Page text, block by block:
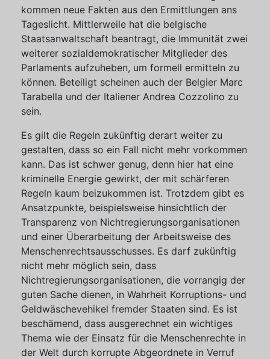
kommen neue Fakten aus den Ermittlungen ans
Tageslicht. Mittlerweile hat die belgische
Staatsanwaltschaft beantragt, die Immunität zwei
weiterer sozialdemokratischer Mitglieder des
Parlaments aufzuheben, um formell ermitteln zu
können. Beteiligt scheinen auch der Belgier Marc
Tarabella und der Italiener Andrea Cozzolino zu
sein.
Es gilt die Regeln zukünftig derart weiter zu
gestalten, dass so ein Fall nicht mehr vorkommen
kann. Das ist schwer genug, denn hier hat eine
kriminelle Energie gewirkt, der mit schärferen
Regeln kaum beizukommen ist. Trotzdem gibt es
Ansatzpunkte, beispielsweise hinsichtlich der
Transparenz von Nichtregierungsorganisationen
und einer Überarbeitung der Arbeitsweise des
Menschenrechtsausschusses. Es darf zukünftig
nicht mehr möglich sein, dass
Nichtregierungsorganisationen, die vorrangig der
guten Sache dienen, in Wahrheit Korruptions- und
Geldwäschevehikel fremder Staaten sind. Es ist
beschämend, dass ausgerechnet ein wichtiges
Thema wie der Einsatz für die Menschenrechte in
der Welt durch korrupte Abgeordnete in Verruf